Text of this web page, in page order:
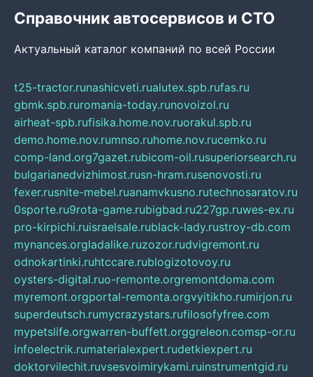
Справочник автосервисов и СТО
Актуальный каталог компаний по всей России
t25-tractor.runashicveti.rualutex.spb.rufas.ru
gbmk.spb.ruromania-today.runovoizol.ru
airheat-spb.rufisika.home.nov.ruorakul.spb.ru
demo.home.nov.rumnso.ruhome.nov.rucemko.ru
comp-land.org7gazet.rubicom-oil.rusuperiorsearch.ru
bulgarianedvizhimost.rusn-hram.rusenovosti.ru
fexer.rusnite-mebel.ruanamvkusno.rutechnosaratov.ru
0sporte.ru9rota-game.rubigbad.ru227gp.ruwes-ex.ru
pro-kirpichi.ruisraelsale.rublack-lady.rustroy-db.com
mynances.orgladalike.ruzozor.rudvigremont.ru
odnokartinki.ruhtccare.rublogizotovoy.ru
oysters-digital.ruo-remonte.orgremontdoma.com
myremont.orgportal-remonta.orgvyitikho.rumirjon.ru
superdeutsch.rumycrazystars.rufilosofyfree.com
mypetslife.orgwarren-buffett.orggreleon.comsp-or.ru
infoelectrik.rumaterialexpert.rudetkiexpert.ru
doktorvilechit.ruvsesvoimirykami.ruinstrumentgid.ru